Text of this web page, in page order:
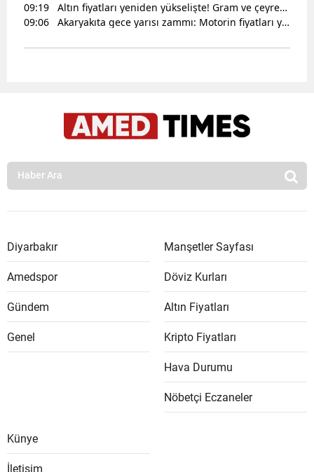
09:19
Altın fiyatları yeniden yükselişte! Gram ve çeyrek altında son rakamlar
09:06
Akaryakıta gece yarısı zammı: Motorin fiyatları yeniden yükseldi
Diyarbakır
Amedspor
Gündem
Genel
Manşetler Sayfası
Döviz Kurları
Altın Fiyatları
Kripto Fiyatları
Hava Durumu
Nöbetçi Eczaneler
Künye
İletişim